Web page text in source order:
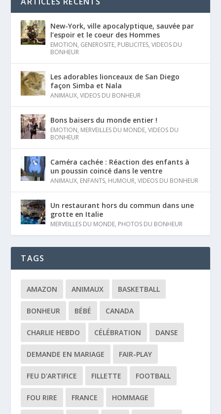
New-York, ville apocalyptique, sauvée par
l’espoir et le coeur des Hommes
EMOTION, GENEROSITE, PUBLICITES,VIDEOS DU
BONHEUR
Les adorables lionceaux de San Diego
façon Simba et Nala
ANIMAUX,VIDEOS DU BONHEUR
Bons baisers du monde entier !
EMOTION, MERVEILLES DU MONDE,VIDEOS DU
BONHEUR
Caméra cachée : Réaction des enfants à
un poussin coincé dans le ventre
ANIMAUX, ENFANTS, HUMOUR,VIDEOS DU BONHEUR
Un restaurant hors du commun dans une
grotte en Italie
MERVEILLES DU MONDE, PHOTOS DU BONHEUR
TAGS
AMAZON ANIMAUX BASKETBALL
BONHEUR BÉBÉ CANADA
CHARLIE HEBDO CÉLÉBRATION DANSE
DEMANDE EN MARIAGE FAIR-PLAY
FEU D'ARTIFICE FILLETTE FOOTBALL
FOU RIRE FRANCE HOMMAGE